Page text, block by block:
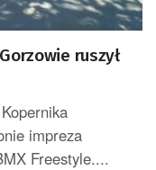
ruszył
impreza
Freestyle....